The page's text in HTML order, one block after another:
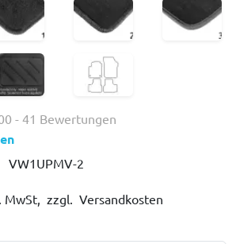
- 41 Bewertungen
VW1UPMV-2
MwSt, zzgl. Versandkosten